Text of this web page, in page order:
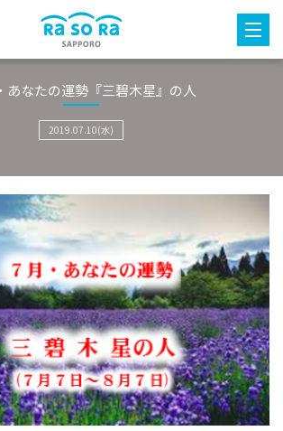
あなたの運勢『三碧木星』の人
2019.07.10(水)